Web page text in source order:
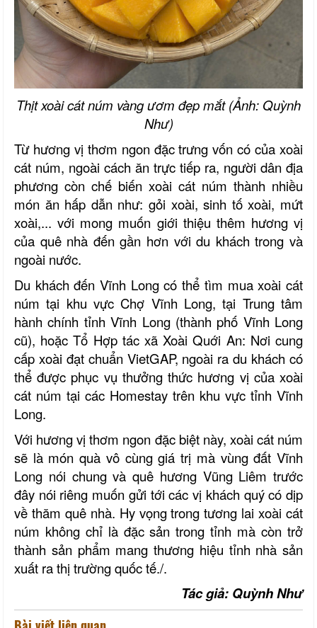
Thịt xoài cát núm vàng ươm đẹp mắt (Ảnh: Quỳnh
Như)
Từ hương vị thơm ngon đặc trưng vốn có của xoài
cát núm, ngoài cách ăn trực tiếp ra, người dân địa
phương còn chế biến xoài cát núm thành nhiều
món ăn hấp dẫn như: gỏi xoài, sinh tố xoài, mứt
xoài,... với mong muốn giới thiệu thêm hương vị
của quê nhà đến gần hơn với du khách trong và
ngoài nước.
Du khách đến Vĩnh Long có thể tìm mua xoài cát
núm tại khu vực Chợ Vĩnh Long, tại Trung tâm
hành chính tỉnh Vĩnh Long (thành phố Vĩnh Long
cũ), hoặc Tổ Hợp tác xã Xoài Quới An: Nơi cung
cấp xoài đạt chuẩn VietGAP, ngoài ra du khách có
thể được phục vụ thưởng thức hương vị của xoài
cát núm tại các Homestay trên khu vực tỉnh Vĩnh
Long.
Với hương vị thơm ngon đặc biệt này, xoài cát núm
sẽ là món quà vô cùng giá trị mà vùng đất Vĩnh
Long nói chung và quê hương Vũng Liêm trước
đây nói riêng muốn gửi tới các vị khách quý có dịp
về thăm quê nhà. Hy vọng trong tương lai xoài cát
núm không chỉ là đặc sản trong tỉnh mà còn trở
thành sản phẩm mang thương hiệu tỉnh nhà sản
xuất ra thị trường quốc tế./.
Tác giả: Quỳnh Như